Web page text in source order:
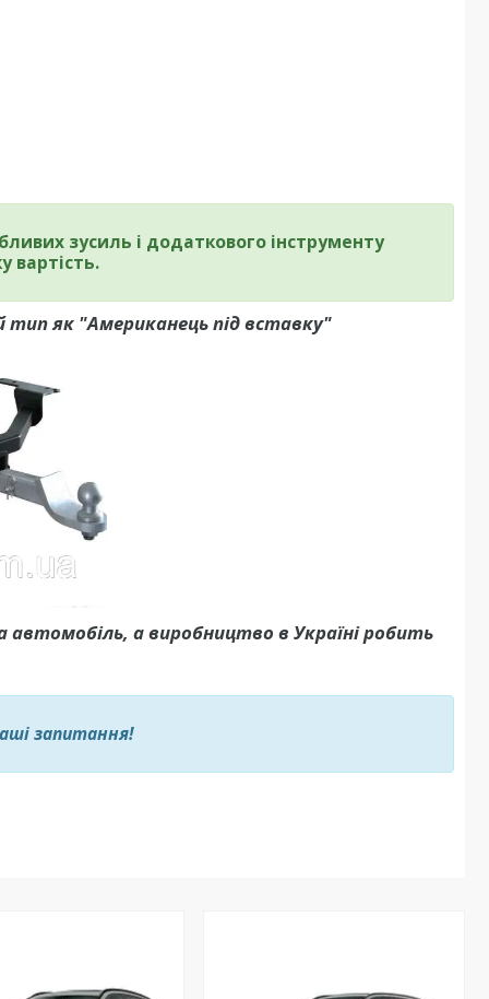
зусиль і додаткового інструменту
вартість.
як "Американець під вставку"
а виробництво в Україні робить
запитання!